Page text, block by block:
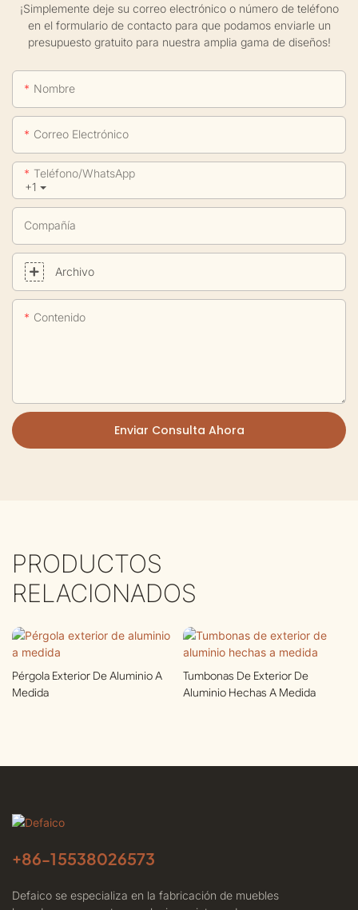
¡Simplemente deje su correo electrónico o número de teléfono
en el formulario de contacto para que podamos enviarle un
presupuesto gratuito para nuestra amplia gama de diseños!
Nombre
Correo Electrónico
+1
Teléfono/WhatsApp
Compañía
Archivo
Contenido
Enviar Consulta Ahora
PRODUCTOS
RELACIONADOS
Pérgola Exterior De Aluminio A
Medida
Tumbonas De Exterior De
Aluminio Hechas A Medida
+86-15538026573
Defaico se especializa en la fabricación de muebles